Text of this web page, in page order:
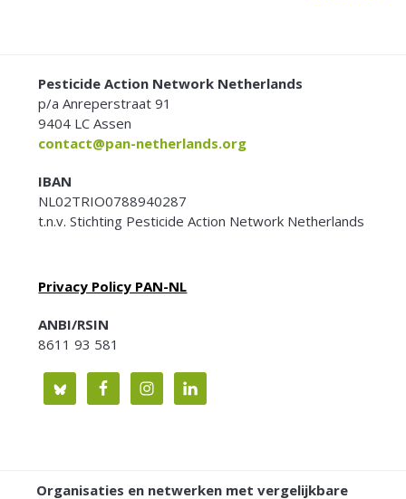
FOOTERPesticide Action Network Netherlands
p/a Anreperstraat 91
9404 LC Assen
contact@pan-netherlands.org
IBAN
NL02TRIO0788940287
t.n.v. Stichting Pesticide Action Network Netherlands
Privacy Policy PAN-NL
ANBI/RSIN
8611 93 581
Organisaties en netwerken met vergelijkbare